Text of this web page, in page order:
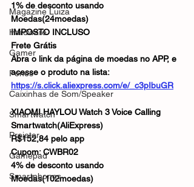
Magazine Luiza
Hardware
Gamer
Fones
Caixinhas de Som/Speaker
Smartwatch
Projetor
Gamepad
Smartphones
1% de desconto usando
Moedas(24moedas)
IMPOSTO INCLUSO
Frete Grátis
Abra o link da página de moedas no APP, e
acesse o produto na lista:
https://s.click.aliexpress.com/e/_c3pIbuGR
XIAOMI HAYLOU Watch 3 Voice Calling
Smartwatch(AliExpress)
R$152,84 pelo app
Cupom: CWBR02
4% de desconto usando
Moedas(102moedas)